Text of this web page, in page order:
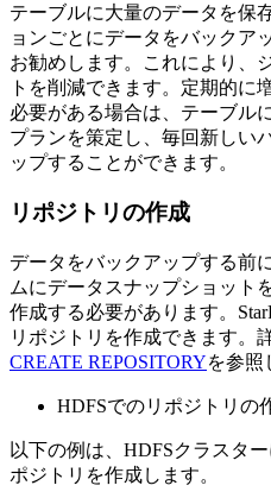
テーブルに大量のデータを保
ョンごとにデータをバックア
お勧めします。これにより、
トを削減できます。定期的に
必要がある場合は、テーブル
プランを策定し、毎回新しい
ップすることができます。
リポジトリの作成
データをバックアップする前
ムにデータスナップショット
作成する必要があります。
リポジトリを作成できます。
CREATE REPOSITORYを参照
HDFSでのリポジトリの
以下の例は、HDFSクラスター
ポジトリを作成します。